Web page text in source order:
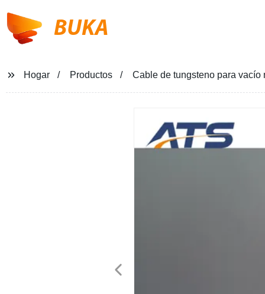
BUKA
Hogar Productos Cable de tungsteno para vacío